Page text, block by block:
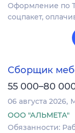
Оформление по
соцпакет,
Сборщик
55 000–80
06 августа 2026
ООО "АЛЬМЕТА"
Обязанности: